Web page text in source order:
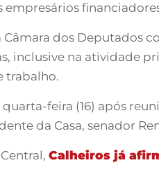
dos Deputados
inclusive na atividade
trabalho.
quarta-feira (16) após
da Casa, senador
Calheiros já